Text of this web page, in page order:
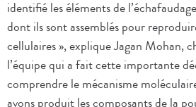
identifié les éléments de
dont ils sont assemblés pour
cellulaires », explique Jagan Mohan,
l’équipe qui a fait cette importante
comprendre le mécanisme
avons produit les composants de la